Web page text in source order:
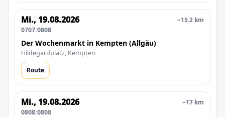
Mi., 19.08.2026
0707:0808
~15.2 km
Der Wochenmarkt in Kempten (Allgäu)
Hildegardplatz, Kempten
Route
Mi., 19.08.2026
0808:0808
~17 km